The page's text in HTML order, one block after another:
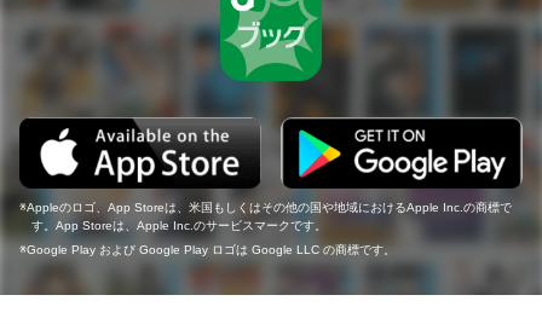
Appleのロゴ、App Storeは、米国もしくはその他の国や地域におけるApple Inc.の商標で
す。App Storeは、Apple Inc.のサービスマークです。
Google Play および Google Play ロゴは Google LLC の商標です。